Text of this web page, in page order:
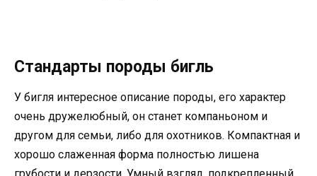
Стандарты породы бигль
У бигля интересное описание породы, его характер
очень дружелюбный, он станет компаньоном и
другом для семьи, либо для охотников. Компактная и
хорошо слаженная форма полностью лишена